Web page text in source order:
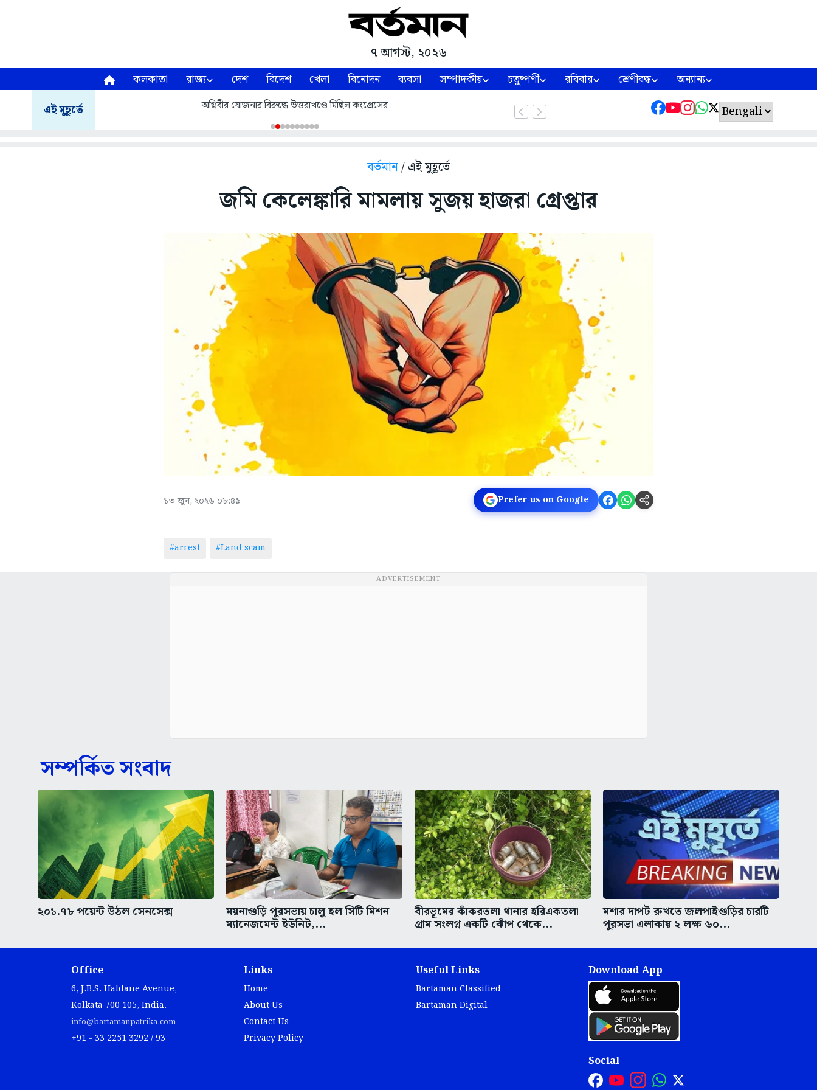
৭ আগস্ট, ২০২৬
কলকাতা রাজ্য দেশ বিদেশ খেলা বিনোদন ব্যবসা সম্পাদকীয় চতুষ্পর্ণী রবিবার শ্রেণীবদ্ধ অন্যান্য
এই মুহূর্তে অগ্নিবীর যোজনার বিরুদ্ধে উত্তরাখণ্ডে মিছিল কংগ্রেসের
বর্তমান/ এই মুহূর্তে
জমি কেলেঙ্কারি মামলায় সুজয় হাজরা গ্রেপ্তার
১৩ জুন, ২০২৬ ০৮:৪৯ Prefer us on Google
#arrest #Land scam
ADVERTISEMENT
সম্পর্কিত সংবাদ
২০১.৭৮ পয়েন্ট উঠল সেনসেক্স ময়নাগুড়ি পুরসভায় চালু হল সিটি মিশন
ম্যানেজমেন্ট ইউনিট,...
বীরভূমের কাঁকরতলা থানার হরিএকতলা
গ্রাম সংলগ্ন একটি ঝোঁপ থেকে...
মশার দাপট রুখতে জলপাইগুড়ির চারটি
পুরসভা এলাকায় ২ লক্ষ ৬০...
Office
6, J.B.S. Haldane Avenue,
Kolkata 700 105, India.
info@bartamanpatrika.com
+91 - 33 2251 3292 / 93
Links
Home
About Us
Contact Us
Privacy Policy
Useful Links
Bartaman Classified
Bartaman Digital
Download App
Social